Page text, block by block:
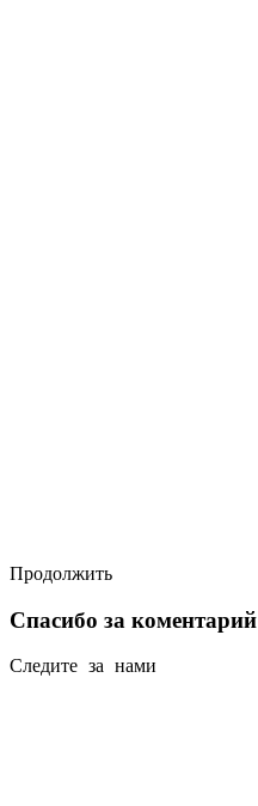
Продолжить
Спасибо за коментарий
Следите за нами